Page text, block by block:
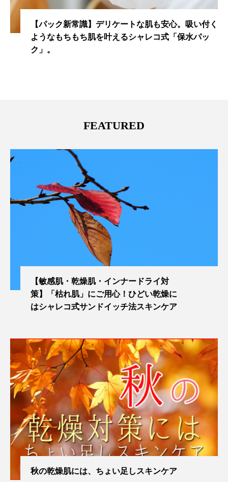
【パック新常識】デリケートな肌も安心。吸い付く
ようなもちもち肌を叶えるシャレコ式「保水パッ
ク」。
FEATURED
【敏感肌・乾燥肌・インナードライ対
策】「枯れ肌」にご用心！ひどい乾燥に
はシャレコ式サンドイッチ法スキンケア
秋の乾燥肌には、ちょい足しスキンケア